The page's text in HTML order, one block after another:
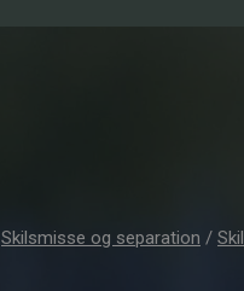
Skilsmisse og separation /